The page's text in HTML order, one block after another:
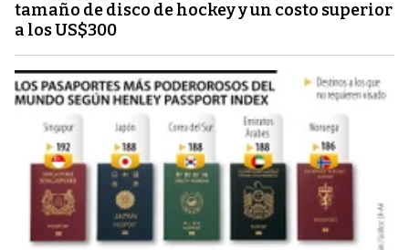
tamaño de disco de hockey y un costo superior
a los US$300